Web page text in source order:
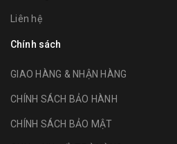
Liên hệ
Chính sách
GIAO HÀNG & NHẬN HÀNG
CHÍNH SÁCH BẢO HÀNH
CHÍNH SÁCH BẢO MẬT